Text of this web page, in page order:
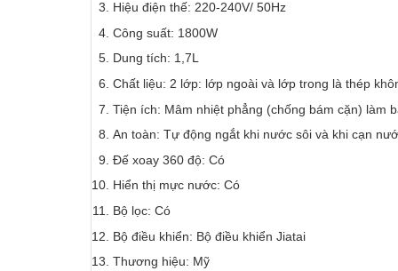
Hiệu điện thế: 220-240V/ 50Hz
Công suất: 1800W
Dung tích: 1,7L
Chất liệu: 2 lớp: lớp ngoài và lớp trong là thép
Tiện ích: Mâm nhiệt phẳng (chống bám cặn) làm
An toàn: Tự động ngắt khi nước sôi và khi cạn
Đế xoay 360 độ: Có
Hiển thị mực nước: Có
Bộ lọc: Có
Bộ điều khiển: Bộ điều khiển Jiatai
Thương hiệu: Mỹ